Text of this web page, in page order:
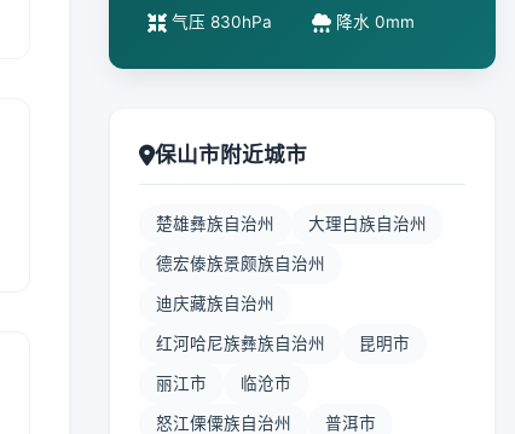
气压 830hPa 降水 0mm
保山市附近城市
楚雄彝族自治州 大理白族自治州
德宏傣族景颇族自治州
迪庆藏族自治州
红河哈尼族彝族自治州 昆明市
丽江市 临沧市
怒江傈僳族自治州 普洱市